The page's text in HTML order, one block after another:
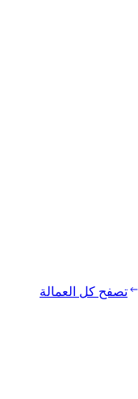
تصفح كل العمالة